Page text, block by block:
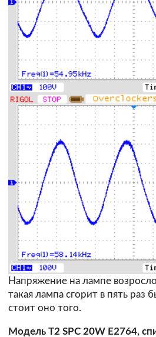
Напряжение на лампе
такая лампа сгорит в пять раз
стоит оно того.
Модель T2 SPC 20W E2764,